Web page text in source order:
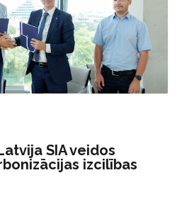
SIA veidos
izcilības